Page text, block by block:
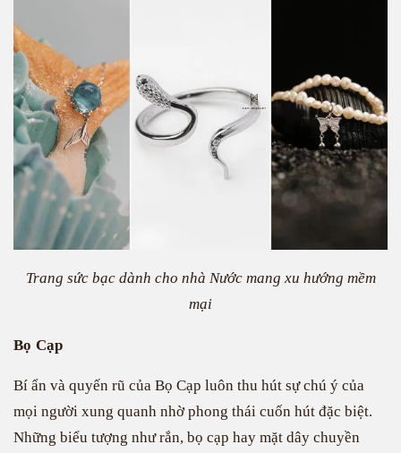
Trang sức bạc dành cho nhà Nước mang xu hướng mềm
mại
Bọ Cạp
Bí ẩn và quyến rũ của Bọ Cạp luôn thu hút sự chú ý của
mọi người xung quanh nhờ phong thái cuốn hút đặc biệt.
Những biểu tượng như rắn, bọ cạp hay mặt dây chuyền